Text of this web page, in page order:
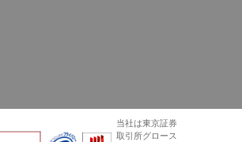
当社は東京証券
取引所グロース